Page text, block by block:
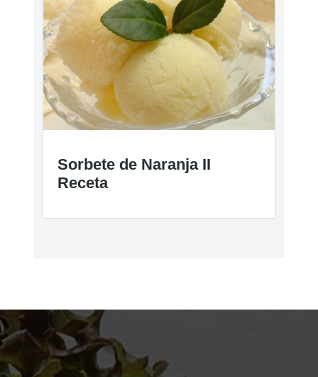
Sorbete de Naranja II
Receta